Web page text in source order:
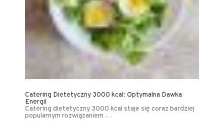
Catering Dietetyczny 3000 kcal: Optymalna Dawka
Energii
Catering dietetyczny 3000 kcal staje się coraz bardziej
popularnym rozwiązaniem …